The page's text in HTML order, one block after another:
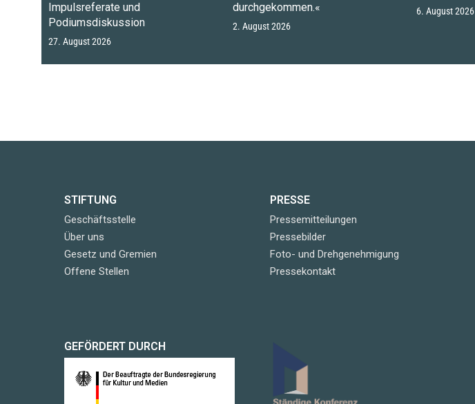
Impulsreferate und
Podiumsdiskussion
27. August 2026
durchgekommen.«
2. August 2026
6. August 2026
STIFTUNG
Geschäftsstelle
Über uns
Gesetz und Gremien
Offene Stellen
PRESSE
Pressemitteilungen
Pressebilder
Foto- und Drehgenehmigung
Pressekontakt
GEFÖRDERT DURCH